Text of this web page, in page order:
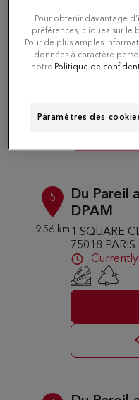
8.78 km
23 AVENUE
75019 PARIS
5
9.56 km
Du Pareil
DPAM
1 SQUARE
75018 PARIS
Pour obtenir davantage
préférences, cliquez sur le
Pour de plus amples
données à caractère
notre Politique de
Paramètres des